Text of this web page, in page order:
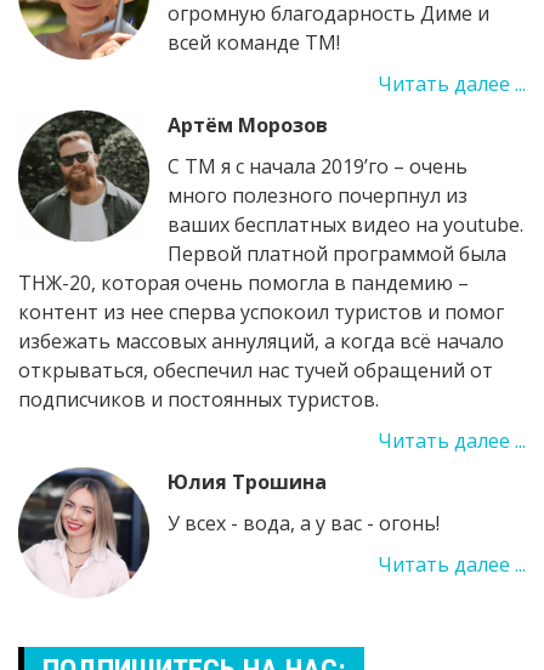
огромную благодарность Диме и
всей команде ТМ!
Читать далее ...
Артём Морозов
С ТМ я с начала 2019’го – очень
много полезного почерпнул из
ваших бесплатных видео на youtube.
Первой платной программой была
ТНЖ-20, которая очень помогла в пандемию –
контент из нее сперва успокоил туристов и помог
избежать массовых аннуляций, а когда всё начало
открываться, обеспечил нас тучей обращений от
подписчиков и постоянных туристов.
Читать далее ...
Юлия Трошина
У всех - вода, а у вас - огонь!
Читать далее ...